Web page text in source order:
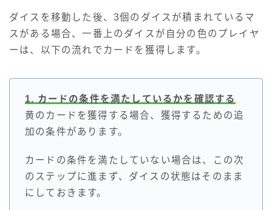
ダイスを移動した後、3個のダイスが積まれているマ
スがある場合、一番上のダイスが自分の色のプレイヤ
ーは、以下の流れでカードを獲得します。
1. カードの条件を満たしているかを確認する
黄のカードを獲得する場合、獲得するための追
加の条件があります。
カードの条件を満たしていない場合は、この次
のステップに進まず、ダイスの状態はそのまま
にしておきます。